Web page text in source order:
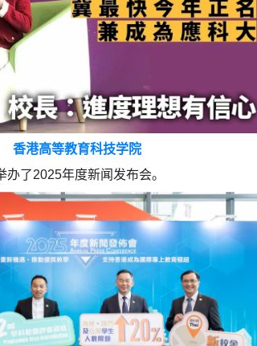
香港高等教育科技学院
了2025年度新闻发布会。